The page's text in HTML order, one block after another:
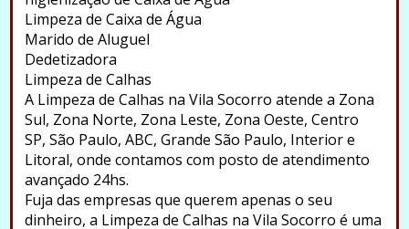
Limpeza de Caixa de Água
Marido de Aluguel
Dedetizadora
Limpeza de Calhas
A Limpeza de Calhas na Vila Socorro atende a Zona
Sul, Zona Norte, Zona Leste, Zona Oeste, Centro
SP, São Paulo, ABC, Grande São Paulo, Interior e
Litoral, onde contamos com posto de atendimento
avançado 24hs.
Fuja das empresas que querem apenas o seu
dinheiro, a Limpeza de Calhas na Vila Socorro é uma